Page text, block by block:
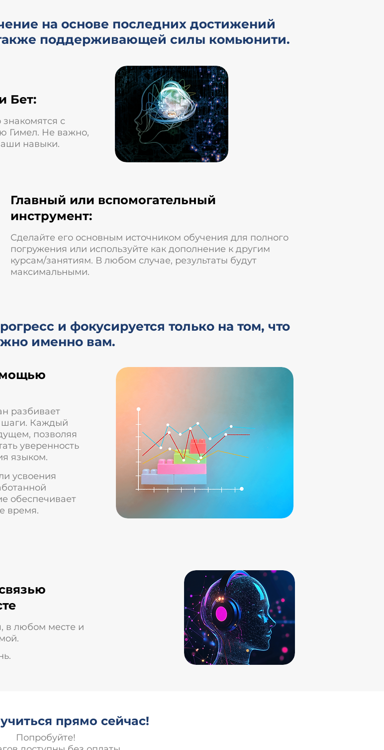
на основе последних достижений
поддерживающей силы комьюнити.
Бет:
с
Гимел. Не важно,
навыки.
Главный или вспомогательный
инструмент:
Сделайте его основным источником обучения для полного
погружения или используйте как дополнение к другим
курсам/занятиям. В любом случае, результаты будут
максимальными.
и фокусируется только на том, что
именно вам.
разбивает
шаги. Каждый
позволяя
уверенность
языком.
усвоения
обеспечивает
время.
в любом месте и
прямо сейчас!
Попробуйте!